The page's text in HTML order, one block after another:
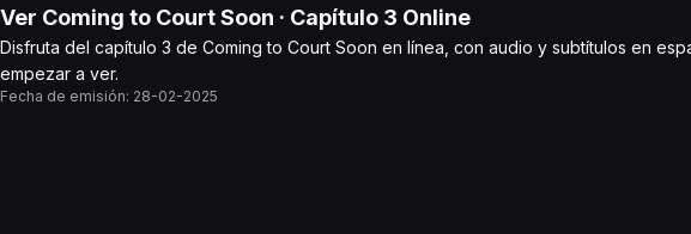
Ver Coming to Court Soon · Capítulo 3 Online
Disfruta del capítulo 3 de Coming to Court Soon en línea, con audio y subtítulos en
empezar a ver.
Fecha de emisión: 28-02-2025